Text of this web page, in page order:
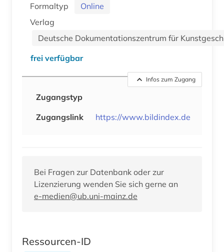
Formaltyp
Online
Verlag
Deutsche Dokumentationszentrum für
frei verfügbar
Infos zum Zugang
Zugangstyp
Zugangslink
https://www.bildindex.de
Bei Fragen zur Datenbank oder zur
Lizenzierung wenden Sie sich gerne an
e-medien@ub.uni-mainz.de
Ressourcen-ID